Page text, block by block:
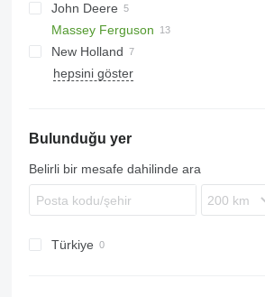
Jaguar
Lexion
D-series
John Deere
9780
C-series
T-series
Massey Ferguson
38
40
9380
New Holland
CR
TX
hepsini göster
Bulunduğu yer
Belirli bir mesafe dahilinde ara
Türkiye